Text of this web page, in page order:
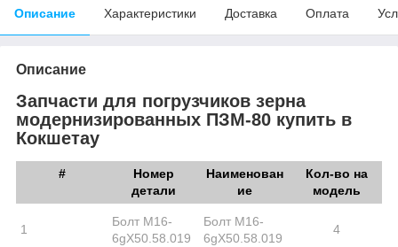
Описание Характеристики Доставка Оплата
Описание
Запчасти для погрузчиков зерна
модернизированных ПЗМ-80 купить в
Кокшетау
#
Номер
детали
Наименован
ие
Кол-во на
модель
1
Болт М16-
6gХ50.58.019
Болт М16-
6gХ50.58.019
4